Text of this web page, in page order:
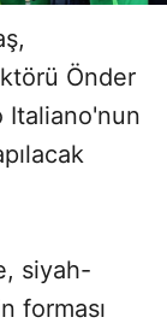
Önder
Italiano'nun
siyah-
forması